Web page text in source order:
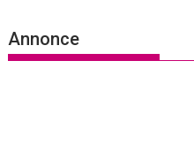
Annonce